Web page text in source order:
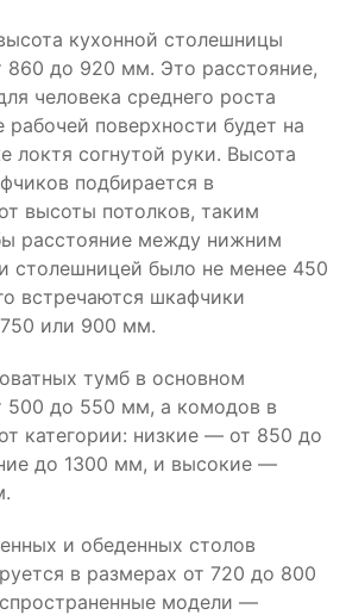
кухонной столешницы
860 до 920 мм. Это расстояние,
человека среднего роста
рабочей поверхности будет на
локтя согнутой руки. Высота
подбирается в
высоты потолков, таким
расстояние между нижним
столешницей было не менее 450
встречаются шкафчики
или 900 мм.
тумб в основном
500 до 550 мм, а комодов в
категории: низкие — от 850 до
до 1300 мм, и высокие —
и обеденных столов
в размерах от 720 до 800
модели —